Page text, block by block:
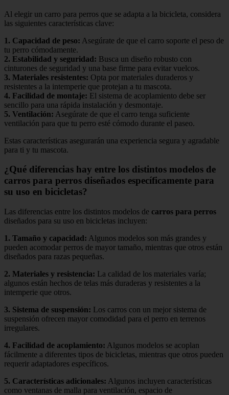
Al elegir un carro para perros que se adapta a la bicicleta, considera
las siguientes características clave:
1. Capacidad de peso: Asegúrate de que el carro soporte el peso de
tu perro cómodamente.
2. Estabilidad y seguridad: Busca un diseño robusto con
cinturones de seguridad y una base firme para evitar vuelcos.
3. Materiales resistentes: Opta por materiales duraderos y
resistentes a la intemperie que protejan a tu mascota.
4. Facilidad de montaje: El sistema de acoplamiento debe ser
sencillo para una rápida instalación y desmontaje.
5. Ventilación: Asegúrate de que el carro tenga suficiente
ventilación para que tu perro esté cómodo durante el paseo.
Estas características asegurarán una experiencia segura y agradable
para ti y tu mascota.
¿Qué diferencias hay entre los distintos modelos de
carros para perros diseñados específicamente para
su uso en bicicletas?
Las diferencias entre los distintos modelos de carros para perros
diseñados para su uso en bicicletas incluyen:
1. Tamaño y capacidad: Algunos modelos son más grandes y
pueden acomodar perros de mayor tamaño, mientras que otros están
diseñados para razas pequeñas.
2. Materiales y resistencia: La calidad de los materiales varía;
algunos están hechos de telas más duraderas y resistentes a la
intemperie que otros.
3. Sistema de suspensión: Los carros con un mejor sistema de
suspensión ofrecen mayor comodidad para el perro en terrenos
irregulares.
4. Facilidad de acoplamiento: Algunos modelos se acoplan
fácilmente a diferentes tipos de bicicletas, mientras que otros pueden
requerir adaptadores específicos.
5. Características adicionales: Algunos incluyen características
como ventanas de malla para ventilación, espacio de